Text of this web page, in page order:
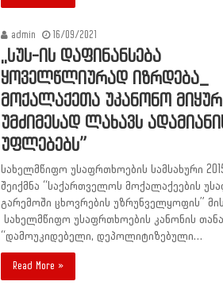
admin 16/09/2021
,,სუს-ის დაფინანსება
ყოველწლიურად იზრდება_
მოქალაქეთა უკანონო
უმძიმესად ლახავს
უფლებებს”
სახელმწიფო უსაფრთხოების სამსახური
შეიქმნა “საქართველოს მოქალაქეების
გარემოში ცხოვრების უზრუნველყოფის”
სახელმწიფო უსაფრთხოების კანონის
“დამოუკიდებელი, დეპოლიტიზებული…
Read More »